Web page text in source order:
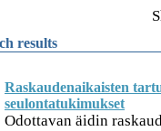
results
Raskaudenaikaisten
seulontatukimukset
Odottavan äidin